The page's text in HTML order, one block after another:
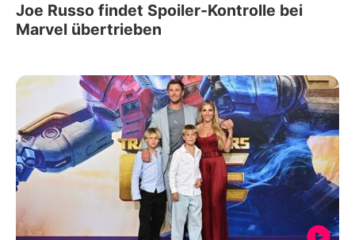
Joe Russo findet Spoiler-Kontrolle bei
Marvel übertrieben